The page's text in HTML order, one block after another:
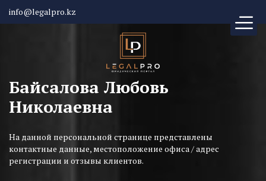
info@legalpro.kz
Байсалова Любовь
Николаевна
На данной персональной странице представлены
контактные данные, местоположение офиса / адрес
регистрации и отзывы клиентов.